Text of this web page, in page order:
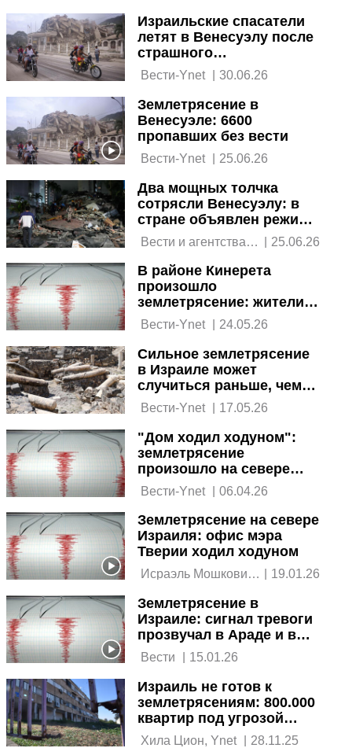
Израильские спасатели
летят в Венесуэлу после
страшного
землетрясения
Вести-Ynet | 30.06.26
Землетрясение в
Венесуэле: 6600
пропавших без вести
Вести-Ynet | 25.06.26
Два мощных толчка
сотрясли Венесуэлу: в
стране объявлен режим
ЧП
Вести и агентства
| 25.06.26
В районе Кинерета
произошло
землетрясение: жители
приняли его за
взрывную волну
Вести-Ynet 24.05.26
Сильное землетрясение
в Израиле может
случиться раньше, чем
ожидается Вести-Ynet | 17.05.26
"Дом ходил ходуном":
землетрясение
произошло на севере
Израиля
Вести-Ynet | 06.04.26
Землетрясение на севере
Израиля: офис мэра
Тверии ходил ходуном
Исраэль Мошкович,
19.01.26
Землетрясение в
Израиле: сигнал тревоги
прозвучал в Араде и в
районе Мертвого моря
| 15.01.26
Израиль не готов к
землетрясениям: 800.000
квартир под угрозой
обрушения
Хила Цион, Ynet | 28.11.25